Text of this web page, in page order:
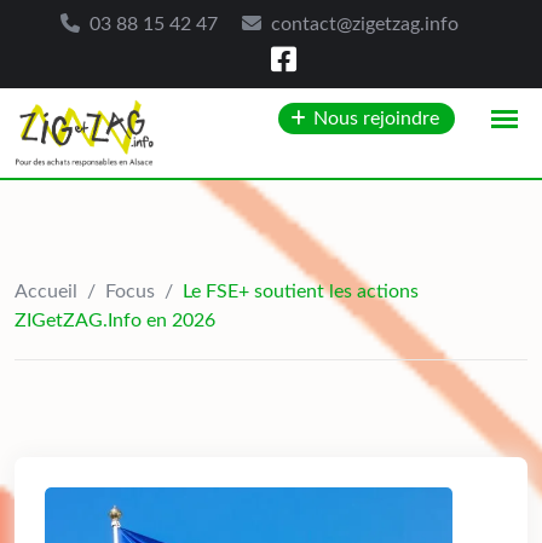
03 88 15 42 47 contact@zigetzag.info
content
Nous rejoindre
Accueil / Focus /
Le FSE+ soutient les actions
ZIGetZAG.Info en 2026